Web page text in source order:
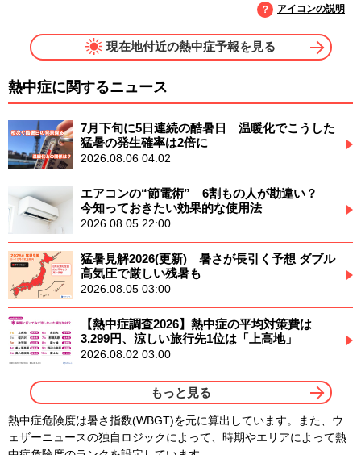
アイコンの説明
現在地付近の熱中症予報を見る
熱中症に関するニュース
7月下旬に5日連続の酷暑日 温暖化でこうした
猛暑の発生確率は2倍に
2026.08.06 04:02
エアコンの“節電術” 6割もの人が勘違い？
今知っておきたい効果的な使用法
2026.08.05 22:00
猛暑見解2026(更新) 暑さが長引く予想 ダブル
高気圧で厳しい残暑も
2026.08.05 03:00
【熱中症調査2026】熱中症の平均対策費は
3,299円、涼しい旅行先1位は「上高地」
2026.08.02 03:00
もっと見る
熱中症危険度は暑さ指数(WBGT)を元に算出しています。また、ウ
ェザーニュースの独自ロジックによって、時期やエリアによって熱